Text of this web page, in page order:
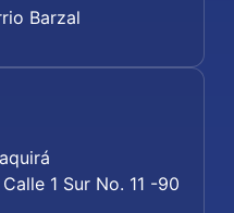
Barzal
1 Sur No. 11 -90